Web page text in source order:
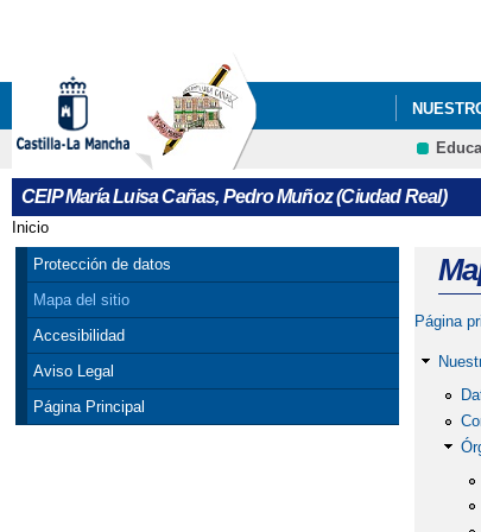
CEIP María Luisa Cañas, Pedro Muñoz (Ciudad Real)
Se encuentra usted aquí
Inicio
Protección de datos
Mapa del sitio
Accesibilidad
Aviso Legal
Página Principal
Página